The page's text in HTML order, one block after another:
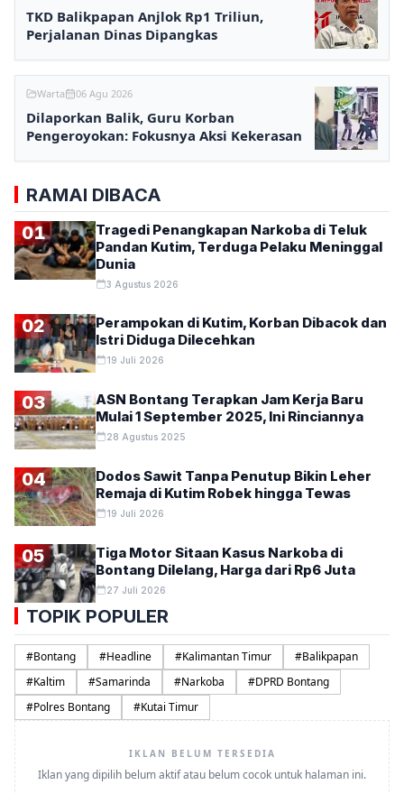
TKD Balikpapan Anjlok Rp1 Triliun,
Perjalanan Dinas Dipangkas
Warta 06 Agu 2026
Dilaporkan Balik, Guru Korban
Pengeroyokan: Fokusnya Aksi Kekerasan
RAMAI DIBACA
01
Tragedi Penangkapan Narkoba di Teluk
Pandan Kutim, Terduga Pelaku Meninggal
Dunia
3 Agustus 2026
02
Perampokan di Kutim, Korban Dibacok dan
Istri Diduga Dilecehkan
19 Juli 2026
03
ASN Bontang Terapkan Jam Kerja Baru
Mulai 1 September 2025, Ini Rinciannya
28 Agustus 2025
04
Dodos Sawit Tanpa Penutup Bikin Leher
Remaja di Kutim Robek hingga Tewas
19 Juli 2026
05
Tiga Motor Sitaan Kasus Narkoba di
Bontang Dilelang, Harga dari Rp6 Juta
27 Juli 2026
TOPIK POPULER
#Bontang #Headline #Kalimantan Timur #Balikpapan
#Kaltim #Samarinda #Narkoba #DPRD Bontang
#Polres Bontang #Kutai Timur
IKLAN BELUM TERSEDIA
Iklan yang dipilih belum aktif atau belum cocok untuk halaman ini.